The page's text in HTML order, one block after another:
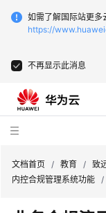
如需了解国际站更多
https://
不再显示此消息
华
文档首页 / 教育 / 致
内控合规管理系统功能 /